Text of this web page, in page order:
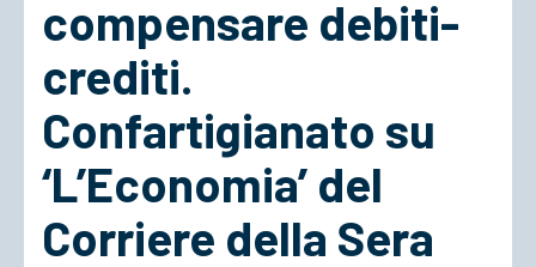
ACCEDI
compensare debiti-
crediti.
Confartigianato su
‘L’Economia’ del
Corriere della Sera